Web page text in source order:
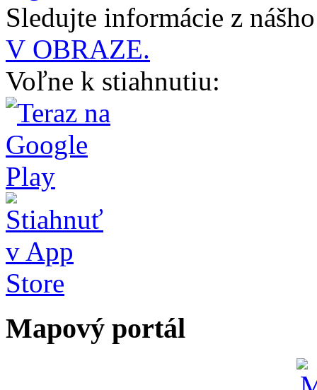
Sledujte informácie z
V OBRAZE.
Voľne k stiahnutiu:
Mapový portál